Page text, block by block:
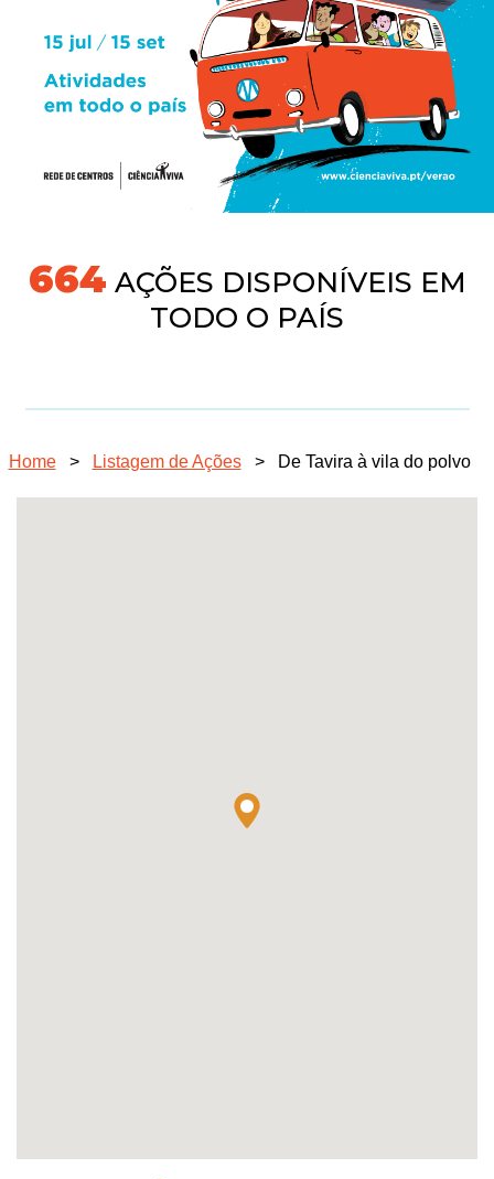
718AÇÕES DISPONÍVEIS EM
TODO O PAÍS
Home > Listagem de Ações > De Tavira à vila do polvo